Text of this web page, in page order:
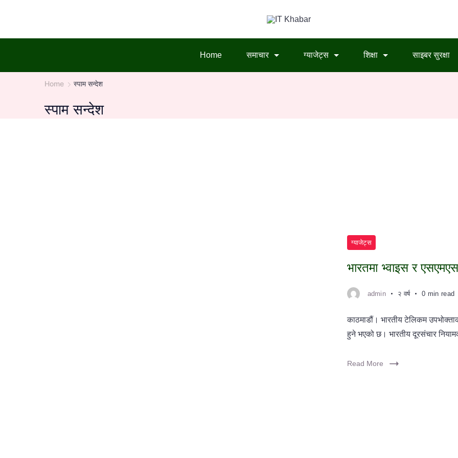
content
Home
समाचार ग्याजेट्स शिक्षा साइबर सुरक्षा
Home स्पाम सन्देश
स्पाम सन्देश
ग्याजेट्स
भारतमा भ्वाइस र
admin २ वर्ष 0 min read
काठमाडौं। भारतीय टेलिकम
हुने भएको छ। भारतीय दूरसंचार
Read More